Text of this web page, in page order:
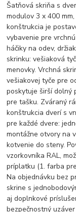
Šatňová skriňa s
modulov 3 x 400
konštrukcia je
vybavenie pre
háčiky na odev,
skrinku: vešiaková
menovky. Vrchná
vešiakovej tyče pre
poskytuje širší dolný
pre tašku. Zváraný
konštrukcia dverí s
pre každé dvere:
montážne otvory na
kotvenie do steny.
vzorkovníka RAL,
príplatku (1. farba
Na objednávku bez
skrine s
aj doplnkové
bezpečnostný